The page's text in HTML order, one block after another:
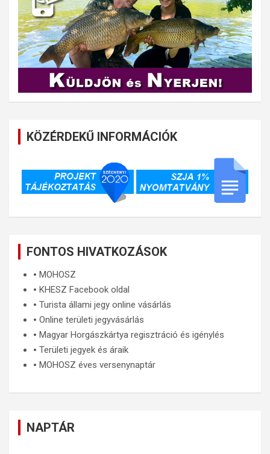
KÖZÉRDEKŰ INFORMÁCIÓK
FONTOS HIVATKOZÁSOK
🞄 MOHOSZ
🞄 KHESZ Facebook oldal
🞄 Turista állami jegy online vásárlás
🞄 Online területi jegyvásárlás
🞄 Magyar Horgászkártya regisztráció és igénylés
🞄 Területi jegyek és áraik
🞄 MOHOSZ éves versenynaptár
NAPTÁR